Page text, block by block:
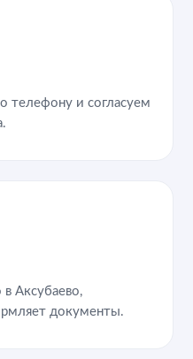
телефону и согласуем
в Аксубаево,
документы.